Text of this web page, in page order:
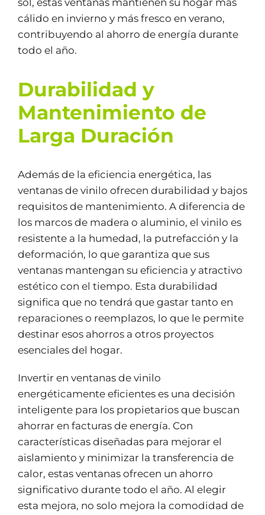
cálido en invierno y más fresco en verano,
contribuyendo al ahorro de energía durante
todo el año.
Durabilidad y
Mantenimiento de
Larga Duración
Además de la eficiencia energética, las
ventanas de vinilo ofrecen durabilidad y bajos
requisitos de mantenimiento. A diferencia de
los marcos de madera o aluminio, el vinilo es
resistente a la humedad, la putrefacción y la
deformación, lo que garantiza que sus
ventanas mantengan su eficiencia y atractivo
estético con el tiempo. Esta durabilidad
significa que no tendrá que gastar tanto en
reparaciones o reemplazos, lo que le permite
destinar esos ahorros a otros proyectos
esenciales del hogar.
Invertir en ventanas de vinilo
energéticamente eficientes es una decisión
inteligente para los propietarios que buscan
ahorrar en facturas de energía. Con
características diseñadas para mejorar el
aislamiento y minimizar la transferencia de
calor, estas ventanas ofrecen un ahorro
significativo durante todo el año. Al elegir
esta mejora, no solo mejora la comodidad de